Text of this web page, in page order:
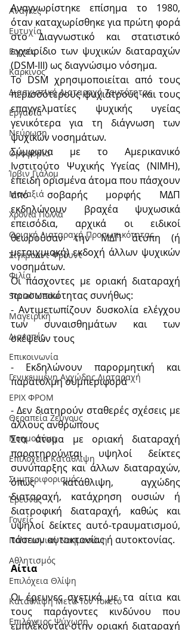
Ανάγκες
Ευτυχία
Εορτές
Καρκίνος
Διασχιστική Διαταραχή Ταυτότητας
Εργασία
Νεύρωση
Oμοφοβία
Ίρβιν Γιάλομ
Μοναξιά
Χρόνια Πολλά
Οριακή Διαταραχή Προσωπικότητας
Σίγκμουντ Φρόυντ
Φιλία
Social Media
Μαγειρική
Διακοπές
Επικοινωνία
Γενικευμένη Αγχώδης Διαταραχή
ΕΡΙΧ ΦΡΟΜ
Θεραπεία Ζεύγους
Νοημοσύνη
Επιλόχεια Κατάθλιψη
Συμπεριφορισμός
Έρευνες
Γονείς
Πολιτισμική Nοημοσύνη
Αθλητισμός
Επιλόχεια Θλίψη
Κατάθλιψη Μετά Τον Τοκετό
Επιλόχειος Ψύχωση
Αναγνωρίστηκε επίσημα το 1980,
όταν καταχωρίσθηκε για πρώτη φορά
στο Διαγνωστικό και στατιστικό
εγχειρίδιο των ψυχικών διαταραχών
(DSM-III) ως διαγνώσιμο νόσημα.
Το DSM χρησιμοποιείται από τους
περισσότερους ψυχιάτρους και τους
επαγγελματίες ψυχικής υγείας
γενικότερα για τη διάγνωση των
ψυχικών νοσημάτων.
Σύμφωνα με το Αμερικανικό
Ινστιτούτο Ψυχικής Υγείας (NIMH),
επειδή ορισμένα άτομα που πάσχουν
από σοβαρής μορφής ΜΔΠ
εκδηλώνουν βραχέα ψυχωσικά
επεισόδια, αρχικά οι ειδικοί
θεωρούσαν την ΜΔΠ άτυπη (ή
μεταιχμιακή) εκδοχή άλλων ψυχικών
νοσημάτων.
Οι πάσχοντες με οριακή διαταραχή
προσωπικότητας συνήθως:
- Αντιμετωπίζουν δυσκολία ελέγχου
των συναισθημάτων και των
σκέψεών τους
- Εκδηλώνουν παρορμητική και
παράτολμη συμπεριφορά
- Δεν διατηρούν σταθερές σχέσεις με
άλλους ανθρώπους
Στα άτομα με οριακή διαταραχή
παρατηρούνται υψηλοί δείκτες
συνύπαρξης και άλλων διαταραχών,
όπως κατάθλιψη, αγχώδης
διαταραχή, κατάχρηση ουσιών ή
διατροφική διαταραχή, καθώς και
υψηλοί δείκτες αυτό-τραυματισμού,
τάσεων αυτοκτονίας ή αυτοκτονίας.
Αίτια
Οι έρευνες σχετικά με τα αίτια και
τους παράγοντες κινδύνου που
εμπλέκονται στην οριακή διαταραχή